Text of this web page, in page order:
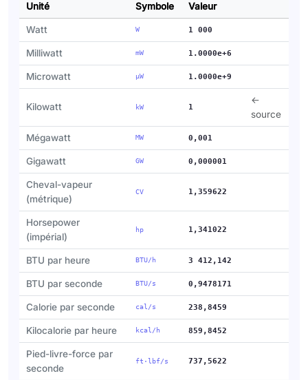
Unité Symbole Valeur
Watt W 1 000
Milliwatt mW 1.0000e+6
Microwatt µW 1.0000e+9
Kilowatt kW 1
←
source
Mégawatt MW 0,001
Gigawatt GW 0,000001
Cheval-vapeur
(métrique)
CV 1,359622
Horsepower
(impérial)
hp 1,341022
BTU par heure BTU/h 3 412,142
BTU par seconde BTU/s 0,9478171
Calorie par seconde cal/s 238,8459
Kilocalorie par heure kcal/h 859,8452
Pied-livre-force par
seconde
ft·lbf/s 737,5622